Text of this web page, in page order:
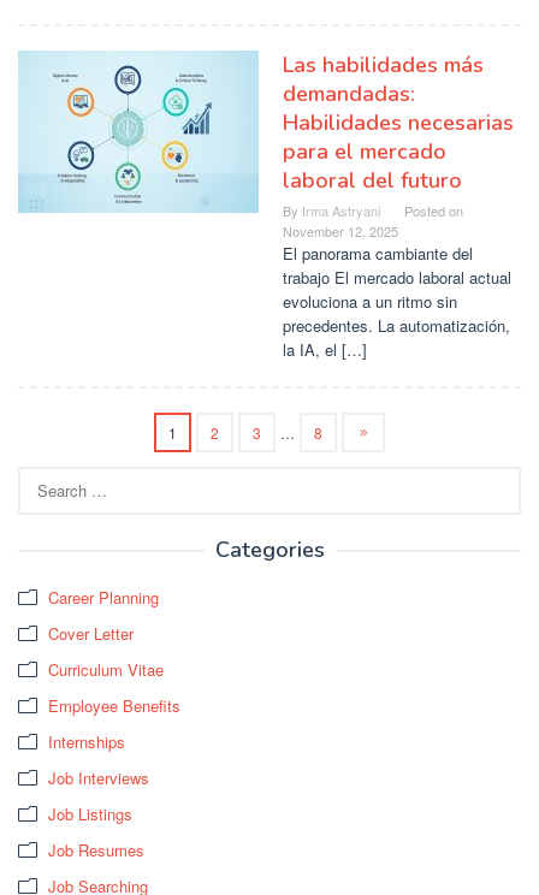
Las habilidades más
demandadas:
Habilidades necesarias
para el mercado
laboral del futuro
By Irma Astryani
Posted on
November 12, 2025
El panorama cambiante del
trabajo El mercado laboral actual
evoluciona a un ritmo sin
precedentes. La automatización,
la IA, el […]
1 2 3 … 8
for:
Categories
Career Planning
Cover Letter
Curriculum Vitae
Employee Benefits
Internships
Job Interviews
Job Listings
Job Resumes
Job Searching